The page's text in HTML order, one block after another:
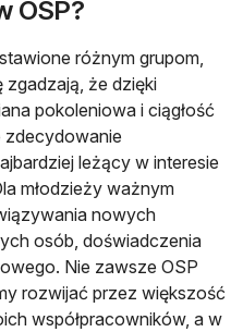
OSP?
różnym grupom,
zgadzają, że dzięki
pokoleniowa i ciągłość
zdecydowanie
leżący w interesie
młodzieży ważnym
nowych
osób, doświadczenia
Nie zawsze OSP
rozwijać przez większość
współpracowników, a w